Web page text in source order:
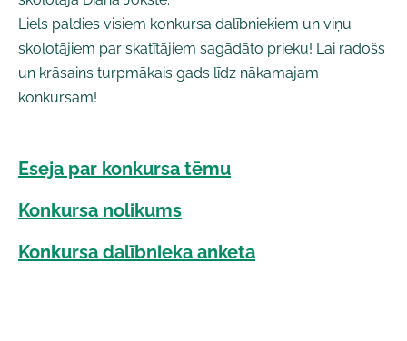
Liels paldies visiem konkursa dalībniekiem un viņu
skolotājiem par skatītājiem sagādāto prieku! Lai radošs
un krāsains turpmākais gads līdz nākamajam
konkursam!
Eseja par konkursa tēmu
Konkursa nolikums
Konkursa dalībnieka anketa